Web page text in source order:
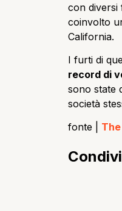
con diversi
coinvolto
California.
I furti di
record di
sono state
società
fonte |